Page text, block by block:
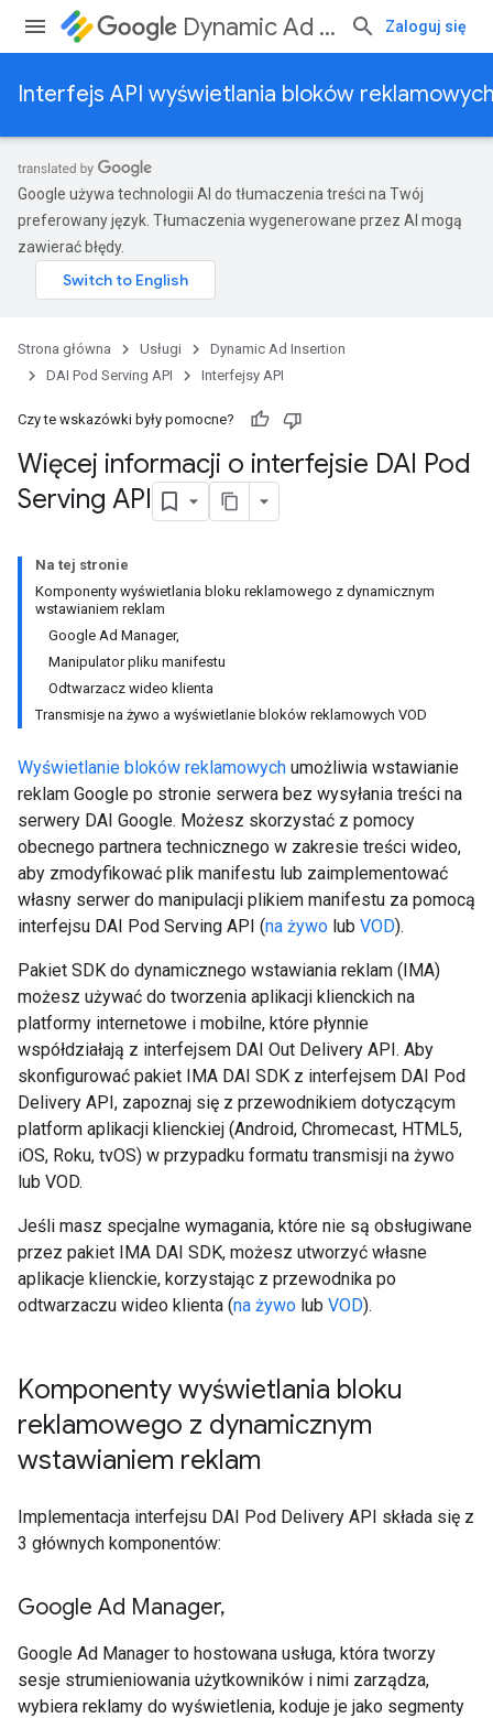
Dynamic Ad Insertion Zaloguj się
Interfejs API wyświetlania bloków
Google używa technologii AI do tłumaczenia treści na Twój
preferowany język. Tłumaczenia wygenerowane przez AI mogą
zawierać błędy.
Strona główna Usługi
Dynamic Ad Insertion
DAI Pod Serving API
Interfejsy API
Czy te wskazówki były pomocne?
Więcej informacji o interfejsie DAI Pod
Serving API
Na tej stronie
Komponenty wyświetlania bloku reklamowego z dynamicznym
wstawianiem reklam
Google Ad Manager,
Manipulator pliku manifestu
Odtwarzacz wideo klienta
Transmisje na żywo a wyświetlanie bloków reklamowych VOD
Wyświetlanie bloków reklamowych umożliwia wstawianie
reklam Google po stronie serwera bez wysyłania treści na
serwery DAI Google. Możesz skorzystać z pomocy
obecnego partnera technicznego w zakresie treści wideo,
aby zmodyfikować plik manifestu lub zaimplementować
własny serwer do manipulacji plikiem manifestu za pomocą
interfejsu DAI Pod Serving API (na żywo lub VOD).
Pakiet SDK do dynamicznego wstawiania reklam (IMA)
możesz używać do tworzenia aplikacji klienckich na
platformy internetowe i mobilne, które płynnie
współdziałają z interfejsem DAI Out Delivery API. Aby
skonfigurować pakiet IMA DAI SDK z interfejsem DAI Pod
Delivery API, zapoznaj się z przewodnikiem dotyczącym
platform aplikacji klienckiej (Android, Chromecast, HTML5,
iOS, Roku, tvOS) w przypadku formatu transmisji na żywo
lub VOD.
Jeśli masz specjalne wymagania, które nie są obsługiwane
przez pakiet IMA DAI SDK, możesz utworzyć własne
aplikacje klienckie, korzystając z przewodnika po
odtwarzaczu wideo klienta (na żywo lub VOD).
Komponenty wyświetlania bloku
reklamowego z dynamicznym
wstawianiem reklam
Implementacja interfejsu DAI Pod Delivery API składa się z
3 głównych komponentów:
Google Ad Manager,
Google Ad Manager to hostowana usługa, która tworzy
sesje strumieniowania użytkowników i nimi zarządza,
wybiera reklamy do wyświetlenia, koduje je jako segmenty